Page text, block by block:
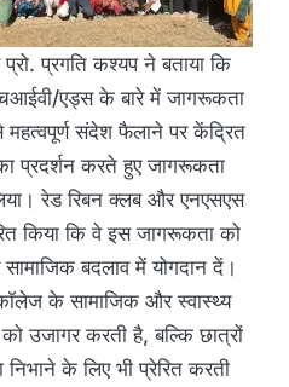
प्रगति कश्यप ने बताया कि
एड्स के बारे में जागरूकता
संदेश फैलाने पर केंद्रित
प्रदर्शन करते हुए जागरूकता
रेड रिबन क्लब और एनएसएस
किया कि वे इस जागरूकता को
बदलाव में योगदान दें।
के सामाजिक और स्वास्थ्य
उजागर करती है, बल्कि छात्रों
के लिए भी प्रेरित करती